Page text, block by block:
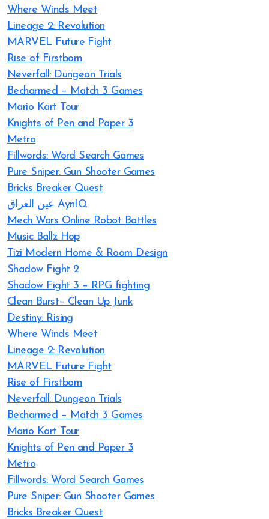
Where Winds Meet
Lineage 2: Revolution
MARVEL Future Fight
Rise of Firstborn
Neverfall: Dungeon Trials
Becharmed – Match 3 Games
Mario Kart Tour
Knights of Pen and Paper 3
Metro
Fillwords: Word Search Games
Pure Sniper: Gun Shooter Games
Bricks Breaker Quest
عين العراق AynIQ
Mech Wars Online Robot Battles
Music Ballz Hop
Tizi Modern Home & Room Design
Shadow Fight 2
Shadow Fight 3 – RPG fighting
Clean Burst– Clean Up Junk
Destiny: Rising
Where Winds Meet
Lineage 2: Revolution
MARVEL Future Fight
Rise of Firstborn
Neverfall: Dungeon Trials
Becharmed – Match 3 Games
Mario Kart Tour
Knights of Pen and Paper 3
Metro
Fillwords: Word Search Games
Pure Sniper: Gun Shooter Games
Bricks Breaker Quest